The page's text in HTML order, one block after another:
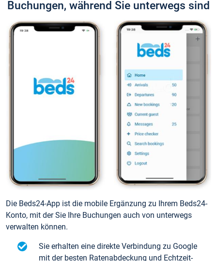
Buchungen, während Sie unterwegs sind
Die Beds24-App ist die mobile Ergänzung zu Ihrem Beds24-
Konto, mit der Sie Ihre Buchungen auch von unterwegs
verwalten können.
Sie erhalten eine direkte Verbindung zu Google
mit der besten Ratenabdeckung und Echtzeit-